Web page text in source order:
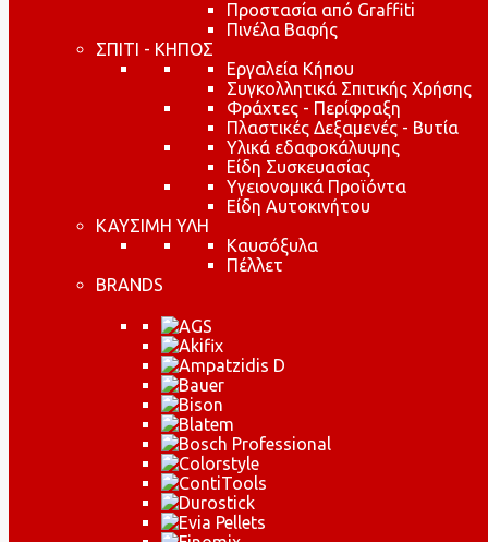
Προστασία από Graffiti
Πινέλα Βαφής
ΣΠΙΤΙ - ΚΗΠΟΣ
Εργαλεία Κήπου
Συγκολλητικά Σπιτικής Χρήσης
Φράχτες - Περίφραξη
Πλαστικές Δεξαμενές - Βυτία
Υλικά εδαφοκάλυψης
Είδη Συσκευασίας
Υγειονομικά Προϊόντα
Είδη Αυτοκινήτου
ΚΑΥΣΙΜΗ ΥΛΗ
Καυσόξυλα
Πέλλετ
BRANDS